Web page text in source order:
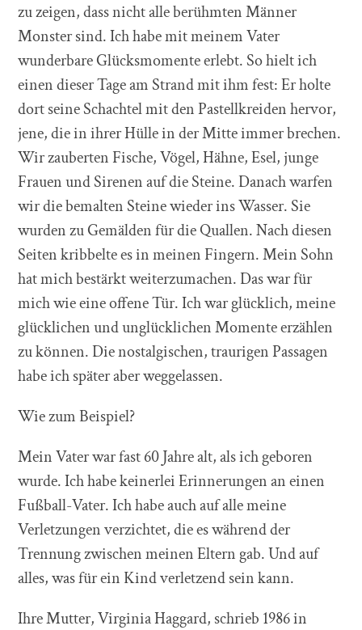
zu zeigen, dass nicht alle berühmten Männer
Monster sind. Ich habe mit meinem Vater
wunderbare Glücksmomente erlebt. So hielt ich
einen dieser Tage am Strand mit ihm fest: Er holte
dort seine Schachtel mit den Pastellkreiden hervor,
jene, die in ihrer Hülle in der Mitte immer brechen.
Wir zauberten Fische, Vögel, Hähne, Esel, junge
Frauen und Sirenen auf die Steine. Danach warfen
wir die bemalten Steine wieder ins Wasser. Sie
wurden zu Gemälden für die Quallen. Nach diesen
Seiten kribbelte es in meinen Fingern. Mein Sohn
hat mich bestärkt weiterzumachen. Das war für
mich wie eine offene Tür. Ich war glücklich, meine
glücklichen und unglücklichen Momente erzählen
zu können. Die nostalgischen, traurigen Passagen
habe ich später aber weggelassen.
Wie zum Beispiel?
Mein Vater war fast 60 Jahre alt, als ich geboren
wurde. Ich habe keinerlei Erinnerungen an einen
Fußball-Vater. Ich habe auch auf alle meine
Verletzungen verzichtet, die es während der
Trennung zwischen meinen Eltern gab. Und auf
alles, was für ein Kind verletzend sein kann.
Ihre Mutter, Virginia Haggard, schrieb 1986 in